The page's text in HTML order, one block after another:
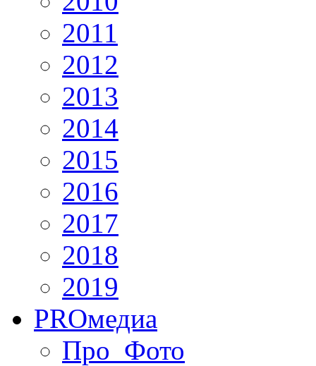
2011
2012
2013
2014
2015
2016
2017
2018
2019
PROмедиа
Про_Фото